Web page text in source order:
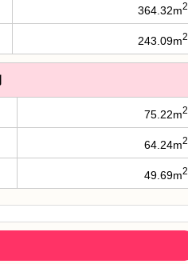
364.32m2
243.09m2
75.22m2
64.24m2
49.69m2